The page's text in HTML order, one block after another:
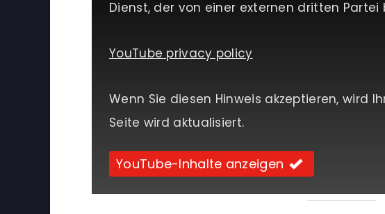
Dienst, der von einer externen dritten
YouTube privacy policy
Wenn Sie diesen Hinweis akzeptieren, wird
Seite wird aktualisiert.
YouTube-Inhalte anzeigen